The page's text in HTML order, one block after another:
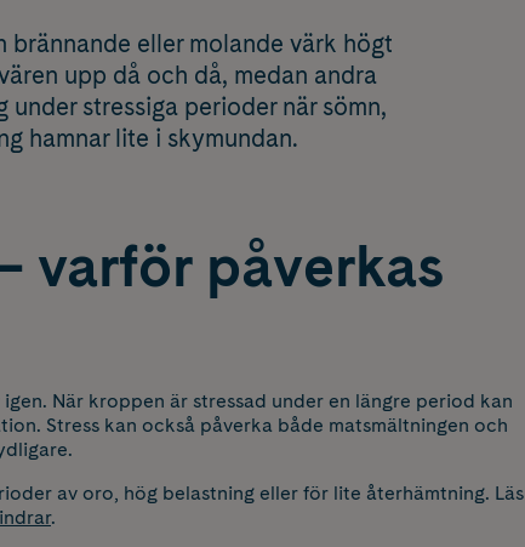
brännande eller molande värk högt
upp då och då, medan andra
stressiga perioder när sömn,
hamnar lite i skymundan.
varför påverkas
När kroppen är stressad under en längre period kan
Stress kan också påverka både matsmältningen och
av oro, hög belastning eller för lite återhämtning. Läs
.